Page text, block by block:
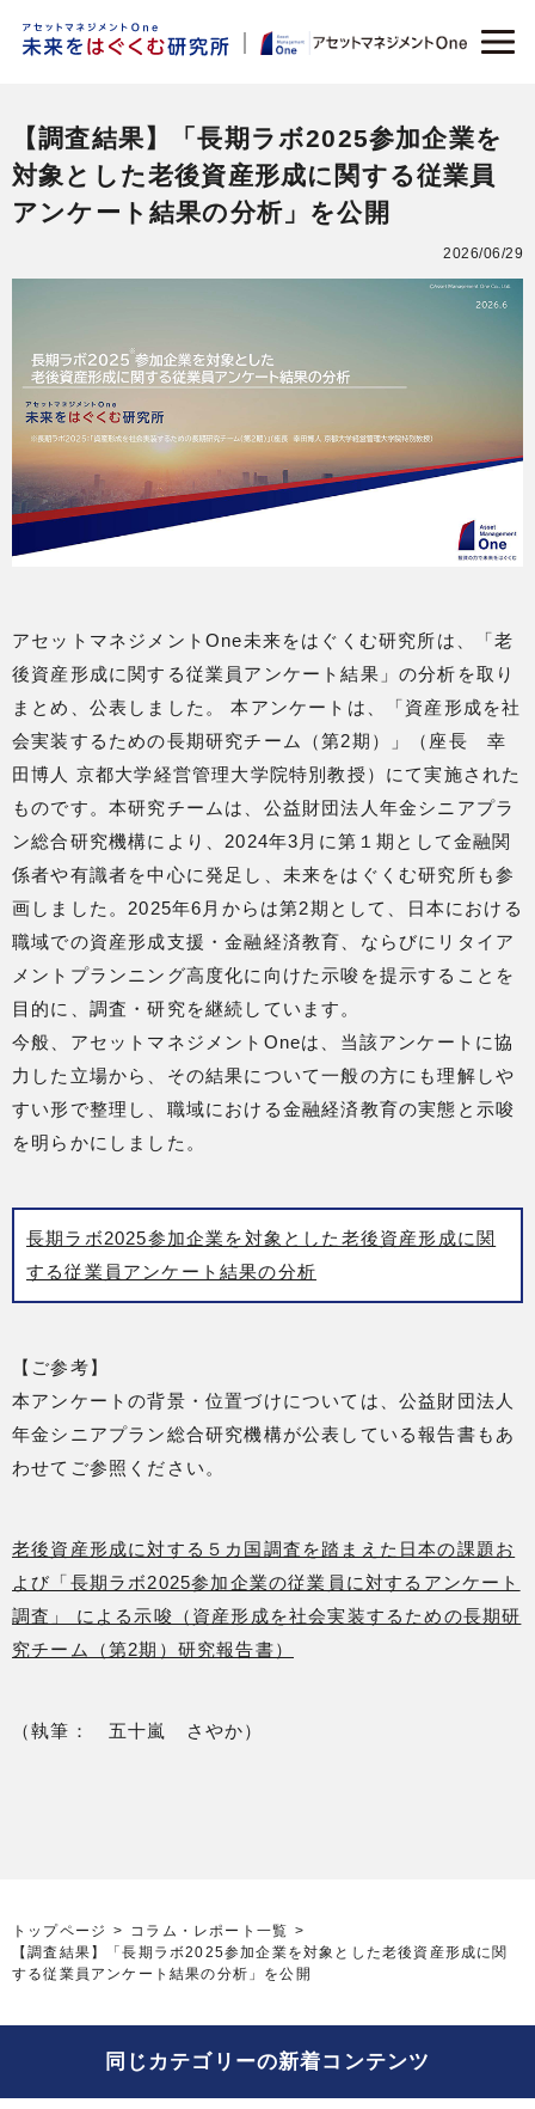
【調査結果】「長期ラボ2025参加企業を
対象とした老後資産形成に関する従業員
アンケート結果の分析」を公開
2026/06/29
アセットマネジメントOne未来をはぐくむ研究所は、「老
後資産形成に関する従業員アンケート結果」の分析を取り
まとめ、公表しました。 本アンケートは、「資産形成を社
会実装するための長期研究チーム（第2期）」（座長 幸
田博人 京都大学経営管理大学院特別教授）にて実施された
ものです。本研究チームは、公益財団法人年金シニアプラ
ン総合研究機構により、2024年3月に第１期として金融関
係者や有識者を中心に発足し、未来をはぐくむ研究所も参
画しました。2025年6月からは第2期として、日本における
職域での資産形成支援・金融経済教育、ならびにリタイア
メントプランニング高度化に向けた示唆を提示することを
目的に、調査・研究を継続しています。
今般、アセットマネジメントOneは、当該アンケートに協
力した立場から、その結果について一般の方にも理解しや
すい形で整理し、職域における金融経済教育の実態と示唆
を明らかにしました。
長期ラボ2025参加企業を対象とした老後資産形成に関
する従業員アンケート結果の分析
【ご参考】
本アンケートの背景・位置づけについては、公益財団法人
年金シニアプラン総合研究機構が公表している報告書もあ
わせてご参照ください。
老後資産形成に対する５カ国調査を踏まえた日本の課題お
よび「長期ラボ2025参加企業の従業員に対するアンケート
調査」 による示唆（資産形成を社会実装するための長期研
究チーム（第2期）研究報告書）
（執筆： 五十嵐 さやか）
トップページ
コラム・レポート一覧
【調査結果】「長期ラボ2025参加企業を対象とした老後資産形成に関
する従業員アンケート結果の分析」を公開
同じカテゴリーの新着コンテンツ